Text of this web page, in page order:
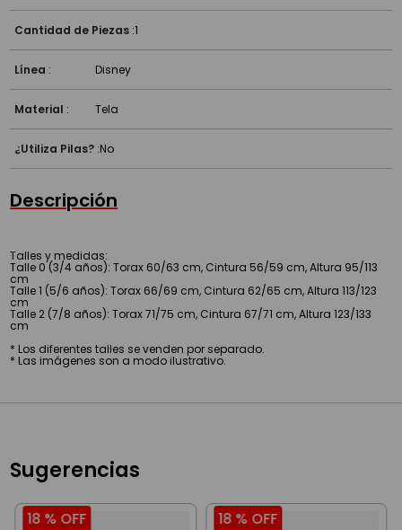
Cantidad de Piezas :1
Línea : Disney
Material : Tela
¿Utiliza Pilas? :No
Descripción
Talles y medidas:
Talle 0 (3/4 años): Torax 60/63 cm, Cintura 56/59 cm, Altura 95/113
cm
Talle 1 (5/6 años): Torax 66/69 cm, Cintura 62/65 cm, Altura 113/123
cm
Talle 2 (7/8 años): Torax 71/75 cm, Cintura 67/71 cm, Altura 123/133
cm
* Los diferentes talles se venden por separado.
* Las imágenes son a modo ilustrativo.
Sugerencias
18 % OFF 18 % OFF